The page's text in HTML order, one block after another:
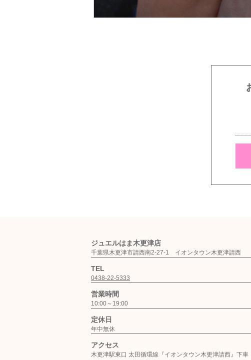
ジュエルはま木更津店
千葉県木更津市請西南2-27-1 イオンタウン木更津
TEL
0438-22-5333
営業時間
10:00～19:00
定休日
年中無休
アクセス
木更津駅東口 太田循環線『イオンタウン木更津請西』下車